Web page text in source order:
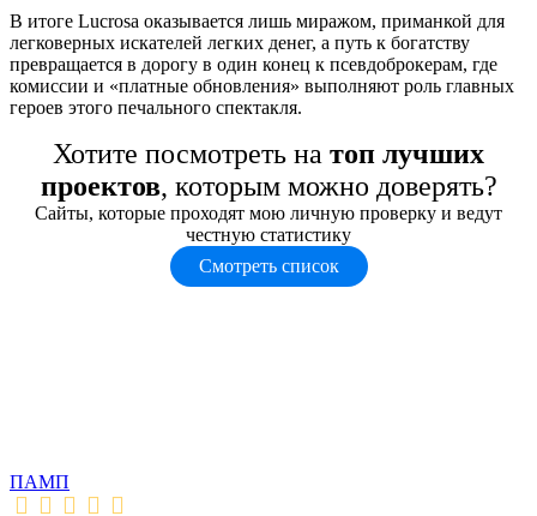
В итоге Lucrosa оказывается лишь миражом, приманкой для
легковерных искателей легких денег, а путь к богатству
превращается в дорогу в один конец к псевдоброкерам, где
комиссии и «платные обновления» выполняют роль главных
героев этого печального спектакля.
Хотите посмотреть на топ лучших
проектов, которым можно доверять?
Сайты, которые проходят мою личную проверку и ведут
честную статистику
Смотреть список
ПАМП